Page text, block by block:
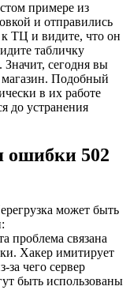
примере из
и отправились
ТЦ и видите, что он
табличку
сегодня вы
магазин. Подобный
в их работе
до устранения
ошибки 502
может быть
проблема связана
Хакер имитирует
за чего сервер
быть использованы